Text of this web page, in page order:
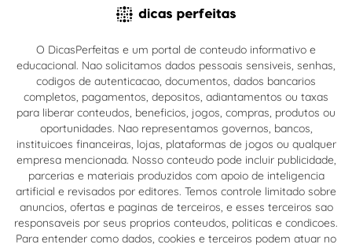
O DicasPerfeitas e um portal de conteudo informativo e
educacional. Nao solicitamos dados pessoais sensiveis, senhas,
codigos de autenticacao, documentos, dados bancarios
completos, pagamentos, depositos, adiantamentos ou taxas
para liberar conteudos, beneficios, jogos, compras, produtos ou
oportunidades. Nao representamos governos, bancos,
instituicoes financeiras, lojas, plataformas de jogos ou qualquer
empresa mencionada. Nosso conteudo pode incluir publicidade,
parcerias e materiais produzidos com apoio de inteligencia
artificial e revisados por editores. Temos controle limitado sobre
anuncios, ofertas e paginas de terceiros, e esses terceiros sao
responsaveis por seus proprios conteudos, politicas e condicoes.
Para entender como dados, cookies e terceiros podem atuar no